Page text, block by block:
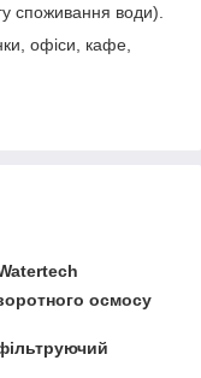
споживання води).
офіси, кафе,
осмосу